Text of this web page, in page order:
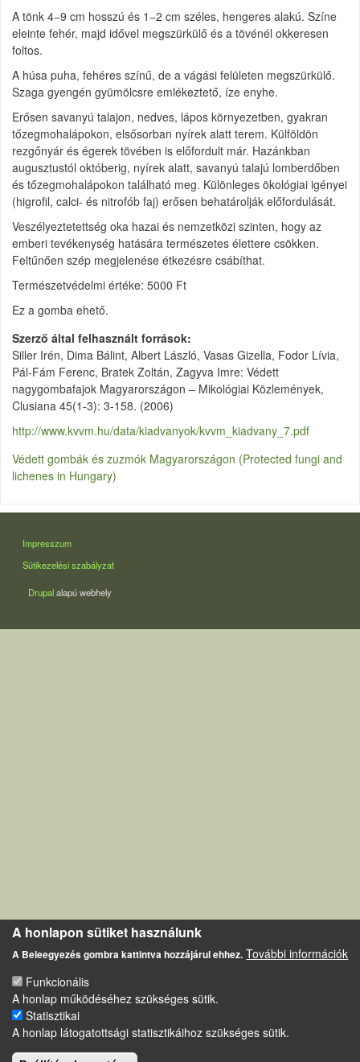
A tönk 4−9 cm hosszú és 1−2 cm széles, hengeres alakú. Színe
eleinte fehér, majd idővel megszürkülő és a tövénél okkeresen
foltos.
A húsa puha, fehéres színű, de a vágási felületen megszürkülő.
Szaga gyengén gyümölcsre emlékeztető, íze enyhe.
Erősen savanyú talajon, nedves, lápos környezetben, gyakran
tőzegmohalápokon, elsősorban nyírek alatt terem. Külföldön
rezgőnyár és égerek tövében is előfordult már. Hazánkban
augusztustól októberig, nyírek alatt, savanyú talajú lomberdőben
és tőzegmohalápokon található meg. Különleges ökológiai igényei
(higrofil, calci- és nitrofób faj) erősen behatárolják előfordulását.
Veszélyeztetettség oka hazai és nemzetközi szinten, hogy az
emberi tevékenység hatására természetes élettere csökken.
Feltűnően szép megjelenése étkezésre csábíthat.
Természetvédelmi értéke: 5000 Ft
Ez a gomba ehető.
Szerző által felhasznált források
Siller Irén, Dima Bálint, Albert László, Vasas Gizella, Fodor Lívia,
Pál-Fám Ferenc, Bratek Zoltán, Zagyva Imre: Védett
nagygombafajok Magyarországon – Mikológiai Közlemények,
Clusiana 45(1-3): 3-158. (2006)
http://www.kvvm.hu/data/kiadvanyok/kvvm_kiadvany_7.pdf
Védett gombák és zuzmók Magyarországon (Protected fungi and
lichenes in Hungary)
LÁBLÉC
Impresszum
Sütikezelési szabályzat
Drupalalapú webhely
A honlapon sütiket használunk
A Beleegyezés gombra kattintva hozzájárul ehhez. További információk
Funkcionális
A honlap működéséhez szükséges sütik.
Statisztikai
A honlap látogatottsági statisztikáihoz szükséges sütik.